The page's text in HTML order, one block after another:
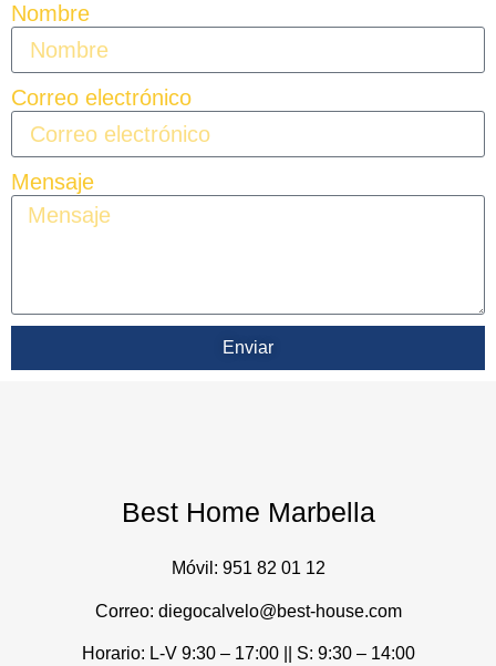
Nombre
Correo electrónico
Mensaje
Enviar
Best Home Marbella
Móvil: 951 82 01 12
Correo: diegocalvelo@best-house.com
Horario: L-V 9:30 – 17:00 || S: 9:30 – 14:00